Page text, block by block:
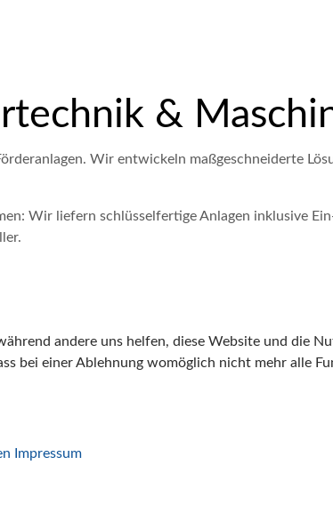
&
Wir entwickeln maßgeschneiderte
Wir liefern schlüsselfertige Anlagen inklusive
andere uns helfen, diese Website und die
bei einer Ablehnung womöglich nicht mehr alle
Impressum